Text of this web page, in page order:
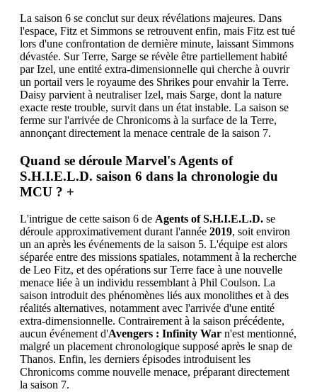
La saison 6 se conclut sur deux révélations majeures. Dans
l'espace, Fitz et Simmons se retrouvent enfin, mais Fitz est tué
lors d'une confrontation de dernière minute, laissant Simmons
dévastée. Sur Terre, Sarge se révèle être partiellement habité
par Izel, une entité extra-dimensionnelle qui cherche à ouvrir
un portail vers le royaume des Shrikes pour envahir la Terre.
Daisy parvient à neutraliser Izel, mais Sarge, dont la nature
exacte reste trouble, survit dans un état instable. La saison se
ferme sur l'arrivée de Chronicoms à la surface de la Terre,
annonçant directement la menace centrale de la saison 7.
Quand se déroule Marvel's Agents of
S.H.I.E.L.D. saison 6 dans la chronologie du
MCU ? +
L'intrigue de cette saison 6 de Agents of S.H.I.E.L.D. se
déroule approximativement durant l'année 2019, soit environ
un an après les événements de la saison 5. L'équipe est alors
séparée entre des missions spatiales, notamment à la recherche
de Leo Fitz, et des opérations sur Terre face à une nouvelle
menace liée à un individu ressemblant à Phil Coulson. La
saison introduit des phénomènes liés aux monolithes et à des
réalités alternatives, notamment avec l'arrivée d'une entité
extra-dimensionnelle. Contrairement à la saison précédente,
aucun événement d'Avengers : Infinity War n'est mentionné,
malgré un placement chronologique supposé après le snap de
Thanos. Enfin, les derniers épisodes introduisent les
Chronicoms comme nouvelle menace, préparant directement
la saison 7.